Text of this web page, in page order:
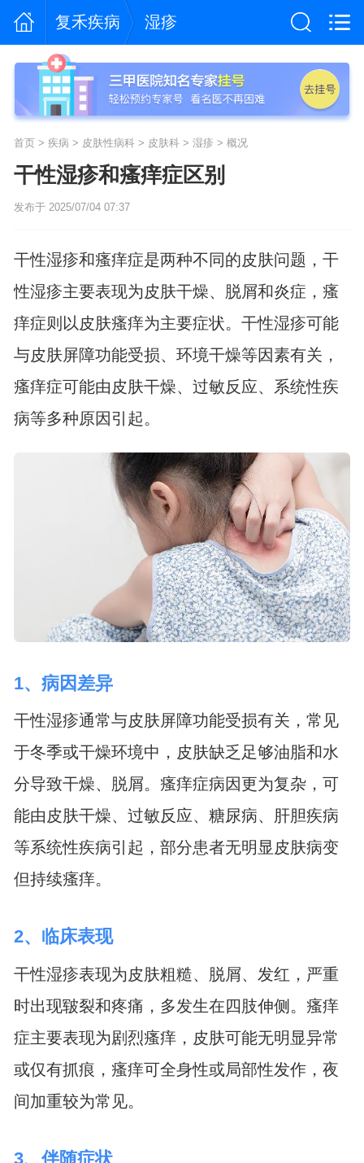
复禾疾病 湿疹
首页> 疾病 > 皮肤性病科> 皮肤科> 湿疹 > 概况
干性湿疹和瘙痒症区别
发布于 2025/07/04 07:37
干性湿疹和瘙痒症是两种不同的皮肤问题，干
性湿疹主要表现为皮肤干燥、脱屑和炎症，瘙
痒症则以皮肤瘙痒为主要症状。干性湿疹可能
与皮肤屏障功能受损、环境干燥等因素有关，
瘙痒症可能由皮肤干燥、过敏反应、系统性疾
病等多种原因引起。
1、病因差异
干性湿疹通常与皮肤屏障功能受损有关，常见
于冬季或干燥环境中，皮肤缺乏足够油脂和水
分导致干燥、脱屑。瘙痒症病因更为复杂，可
能由皮肤干燥、过敏反应、糖尿病、肝胆疾病
等系统性疾病引起，部分患者无明显皮肤病变
但持续瘙痒。
2、临床表现
干性湿疹表现为皮肤粗糙、脱屑、发红，严重
时出现皲裂和疼痛，多发生在四肢伸侧。瘙痒
症主要表现为剧烈瘙痒，皮肤可能无明显异常
或仅有抓痕，瘙痒可全身性或局部性发作，夜
间加重较为常见。
3、伴随症状